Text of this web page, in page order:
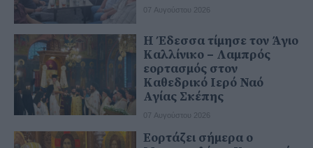
07 Αυγούστου 2026
Η Έδεσσα τίμησε τον Άγιο
Καλλίνικο – Λαμπρός
εορτασμός στον
Καθεδρικό Ιερό Ναό
Αγίας Σκέπης
07 Αυγούστου 2026
Εορτάζει σήμερα ο